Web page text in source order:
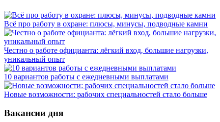
Всё про работу в охране: плюсы, минусы, подводные камни
Честно о работе официанта: лёгкий вход, большие нагрузки,
уникальный опыт
10 вариантов работы с ежедневными выплатами
Новые возможности: рабочих специальностей стало больше
Вакансии дня